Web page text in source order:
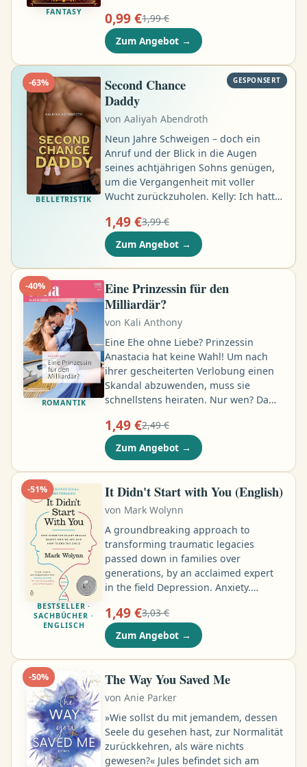
FANTASY
Sicherheit zu sein. Doch selbst hinter
den altehrwürdigen Mauern der
Institution muss sie unerkannt
bleiben. Denn Hannahs Gabe ist um
ein Vielfaches stärker ausgeprägt als
die Gabe ihrer Kommilitonen …
0,99 €1,99 €
Zum Angebot →
GESPONSERT
-63%
BELLETRISTIK
Second Chance
Daddy
von Aaliyah Abendroth
Neun Jahre Schweigen – doch ein
Anruf und der Blick in die Augen
seines achtjährigen Sohns genügen,
um die Vergangenheit mit voller
Wucht zurückzuholen. Kelly: Ich hatte
Timing. Doch Camden kurz nach
seiner Verlobung anzurufen und ihm
zu sagen, dass unser gemeinsamer
Sohn ihn kennenlernen möchte? Nach
fast neun Jahren, in denen er nicht
einmal wusste, dass er einen Sohn
hat? Das ist der unangefochtene
Weltrekord in schlechtem Timing …
1,49 €3,99 €
Zum Angebot →
-40%
ROMANTIK
Eine Prinzessin für den
Milliardär?
von Kali Anthony
Eine Ehe ohne Liebe? Prinzessin
Anastacia hat keine Wahl! Um nach
ihrer gescheiterten Verlobung einen
Skandal abzuwenden, muss sie
schnellstens heiraten. Nur wen? Da
attraktive Milliardär Aston Lane
dringend eine Ehefrau braucht, damit
er sein Erbe nicht verliert. Ihre
Blitzverlobung ist ein reiner Deal. Bis
Aston sie auf seine Luxusjacht einlädt
und zu einer unvergesslichen Nacht
der Leidenschaft verführt. Wird
Anastacias Traum vom Glück doch
noch wahr …
1,49 €2,49 €
Zum Angebot →
-51%
BESTSELLER ·
SACHBÜCHER ·
ENGLISCH
It Didn't Start with You (English)
von Mark Wolynn
A groundbreaking approach to
transforming traumatic legacies
passed down in families over
generations, by an acclaimed expert
in the field Depression. Anxiety.
thoughts. The evidence is compelling:
the roots of these difficulties may not
reside in our immediate life
experience or in chemical imbalances
in our brains—but in the lives of our
parents, grandparents, and even
great-grandparents …
1,49 €3,03 €
Zum Angebot →
-50% The Way You Saved Me
von Anie Parker
»Wie sollst du mit jemandem, dessen
Seele du gesehen hast, zur Normalität
zurückkehren, als wäre nichts
gewesen?« Jules befindet sich am